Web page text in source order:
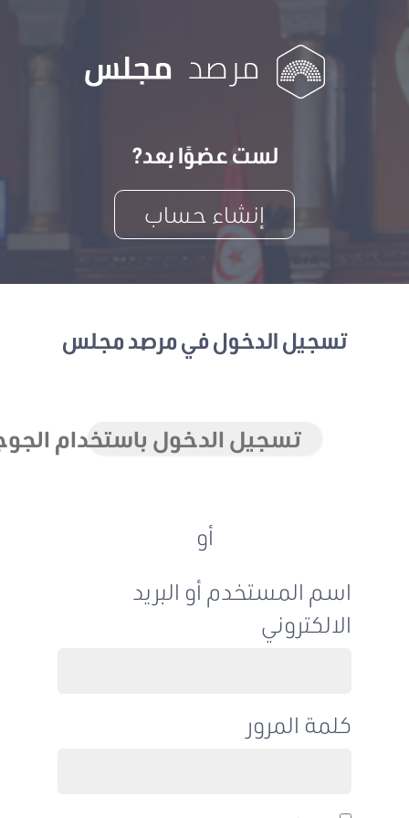
لست عضوًا بعد?
إنشاء حساب
تسجيل الدخول في مرصد مجلس
تسجيل الدخول باستخدام الجوجل
اسم المستخدم أو البريد
الالكتروني
كلمة المرور